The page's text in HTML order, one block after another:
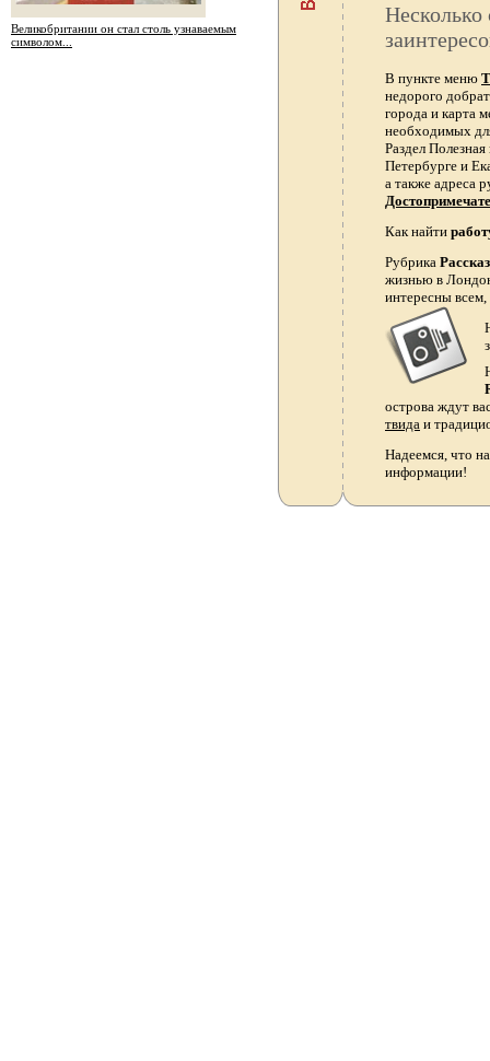
Великобритании он стал столь узнаваемым
символом...
Несколько
В пункте меню
недорого
города и карта
необходимых
Раздел
Петербурге и
а также адреса
Как найти
Рубрика
жизнью в
интересны
острова ждут
твида и
Надеемся, что
информации!